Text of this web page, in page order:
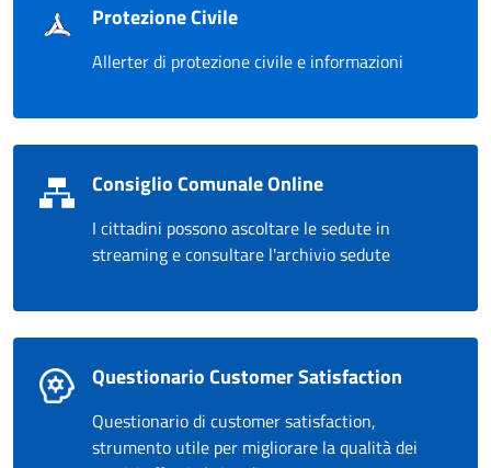
Protezione Civile
Allerter di protezione civile e informazioni
Consiglio Comunale Online
I cittadini possono ascoltare le sedute in
streaming e consultare l'archivio sedute
Questionario Customer Satisfaction
Questionario di customer satisfaction,
strumento utile per migliorare la qualità dei